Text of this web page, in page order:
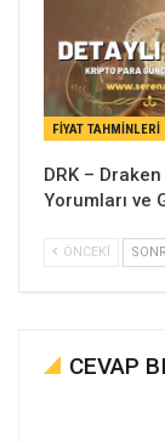
FIYAT TAHMINLERI
DRK – Draken
Yorumları ve
ÖNCEKI
CEVAP